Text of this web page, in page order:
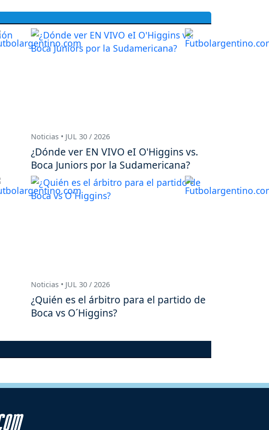
Noticias • JUL 30 / 2026
¿Dónde ver EN VIVO eI O'Higgins vs.
Boca Juniors por la Sudamericana?
Noticias • JUL 30 / 2026
¿Quién es el árbitro para el partido de
Boca vs O´Higgins?